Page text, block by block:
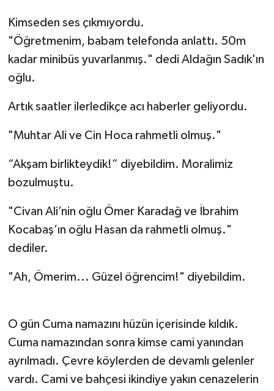
Kimseden ses çıkmıyordu.
"Öğretmenim, babam telefonda anlattı. 50m
kadar minibüs yuvarlanmış." dedi Aldağın Sadık'ın
oğlu.
Artık saatler ilerledikçe acı haberler geliyordu.
"Muhtar Ali ve Cin Hoca rahmetli olmuş."
“Akşam birlikteydik!” diyebildim. Moralimiz
bozulmuştu.
"Civan Ali’nin oğlu Ömer Karadağ ve İbrahim
Kocabaş’ın oğlu Hasan da rahmetli olmuş."
dediler.
"Ah, Ömerim... Güzel öğrencim!" diyebildim.
O gün Cuma namazını hüzün içerisinde kıldık.
Cuma namazından sonra kimse cami yanından
ayrılmadı. Çevre köylerden de devamlı gelenler
vardı. Cami ve bahçesi ikindiye yakın cenazelerin